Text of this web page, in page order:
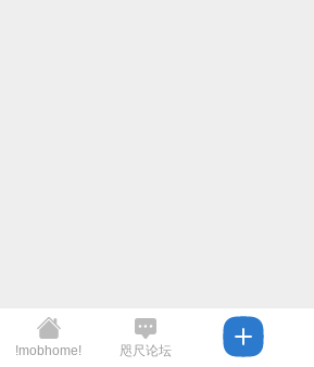
!mobhome! 咫尺论坛